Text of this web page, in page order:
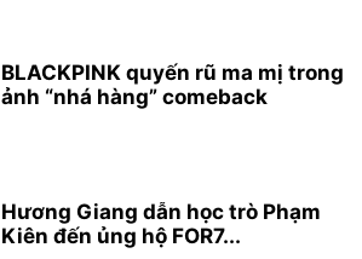
BLACKPINK quyến rũ ma mị trong
ảnh “nhá hàng” comeback
Hương Giang dẫn học trò Phạm
Kiên đến ủng hộ FOR7...